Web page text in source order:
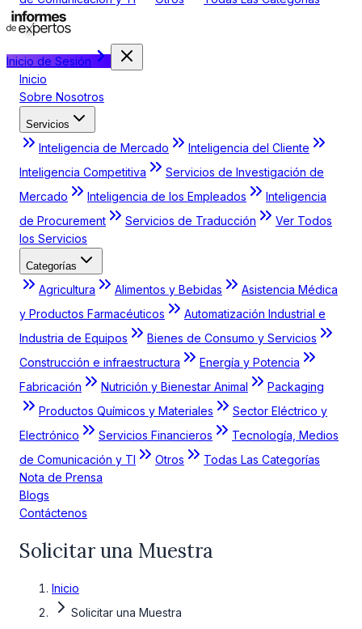
Inicio de Sesión
Inicio
Sobre Nosotros
Servicios
Inteligencia de Mercado
Inteligencia del Cliente
Inteligencia Competitiva
Servicios de Investigación de
Mercado
Inteligencia de los Empleados
Inteligencia
de Procurement
Servicios de Traducción
Ver Todos
los Servicios
Categorías
Agricultura Alimentos y Bebidas
Asistencia Médica
y Productos Farmacéuticos
Automatización Industrial e
Industria de Equipos
Bienes de Consumo y Servicios
Construcción e infraestructura
Energía y Potencia
Fabricación
Nutrición y Bienestar Animal
Packaging
Productos Químicos y Materiales
Sector Eléctrico y
Electrónico
Servicios Financieros
Tecnología, Medios
de Comunicación y TI
Otros
Todas Las Categorías
Nota de Prensa
Blogs
Contáctenos
Solicitar una Muestra
Inicio
Solicitar una Muestra